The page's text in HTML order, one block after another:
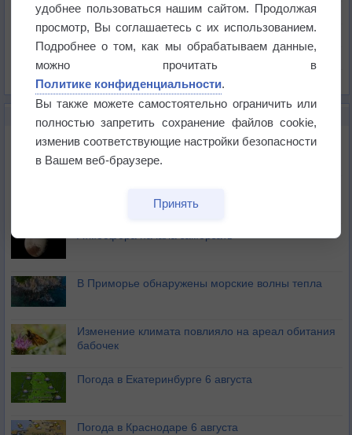
Давление
Осадки
Список всех карт
Космическая погода влияет на транспорт
Атмосфера начала замерзать
В Приморье обнаружены морские волны тепла
Изменение климата повлияло на ареал обитания
бабочек
Погода в Екатеринбурге 6 августа
Погода в Краснодаре 6 августа
удобнее пользоваться нашим сайтом. Продолжая
просмотр, Вы соглашаетесь с их использованием.
Подробнее о том, как мы обрабатываем данные,
можно прочитать в
Политике конфиденциальности.
Вы также можете самостоятельно ограничить или
полностью запретить сохранение файлов cookie,
изменив соответствующие настройки безопасности
в Вашем веб-браузере.
Принять